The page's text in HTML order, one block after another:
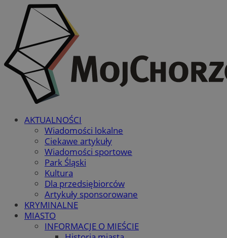
AKTUALNOŚCI
Wiadomości lokalne
Ciekawe artykuły
Wiadomości sportowe
Park Śląski
Kultura
Dla przedsiębiorców
Artykuły sponsorowane
KRYMINALNE
MIASTO
INFORMACJE O MIEŚCIE